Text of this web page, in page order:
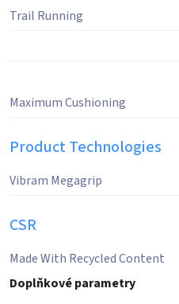
Trail Running
Maximum Cushioning
Product Technologies
Vibram Megagrip
CSR
Made With Recycled Content
Doplňkové parametry